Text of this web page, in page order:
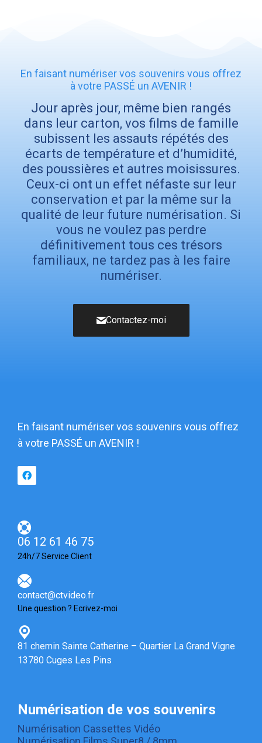
En faisant numériser vos souvenirs vous offrez
à votre PASSÉ un AVENIR !
Jour après jour, même bien rangés
dans leur carton, vos films de famille
subissent les assauts répétés des
écarts de température et d’humidité,
des poussières et autres moisissures.
Ceux-ci ont un effet néfaste sur leur
conservation et par la même sur la
qualité de leur future numérisation. Si
vous ne voulez pas perdre
définitivement tous ces trésors
familiaux, ne tardez pas à les faire
numériser.
Contactez-moi
En faisant numériser vos souvenirs vous offrez
à votre PASSÉ un AVENIR !​
06 12 61 46 75
24h/7 Service Client
contact@ctvideo.fr
Une question ? Ecrivez-moi
81 chemin Sainte Catherine – Quartier La Grand Vigne
13780 Cuges Les Pins
Numérisation de vos souvenirs
Numérisation Cassettes Vidéo